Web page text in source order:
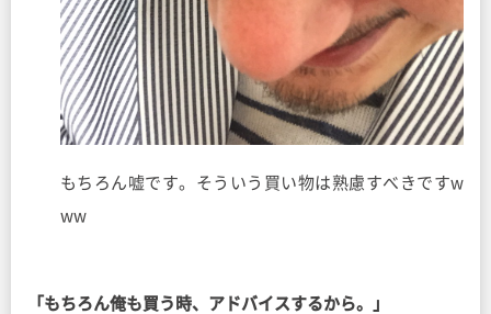
もちろん嘘です。そういう買い物は熟慮すべきですw
ww
「もちろん俺も買う時、アドバイスするから。」